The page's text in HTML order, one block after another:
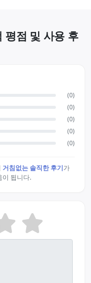
평점 및 사용 후
(0)
(0)
(0)
(0)
(0)
거침없는 솔직한 후기가
이 됩니다.